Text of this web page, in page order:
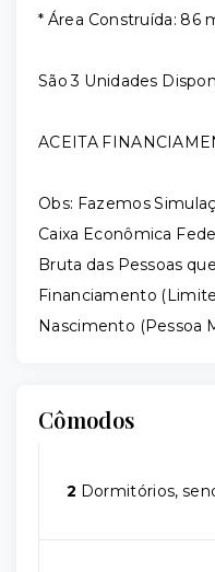
* Área Construída: 86
São 3 Unidades
ACEITA
Obs: Fazemos
Caixa Econômica
Bruta das Pessoas
Financiamento
Nascimento (Pessoa
Cômodos
2 Dormitórios,